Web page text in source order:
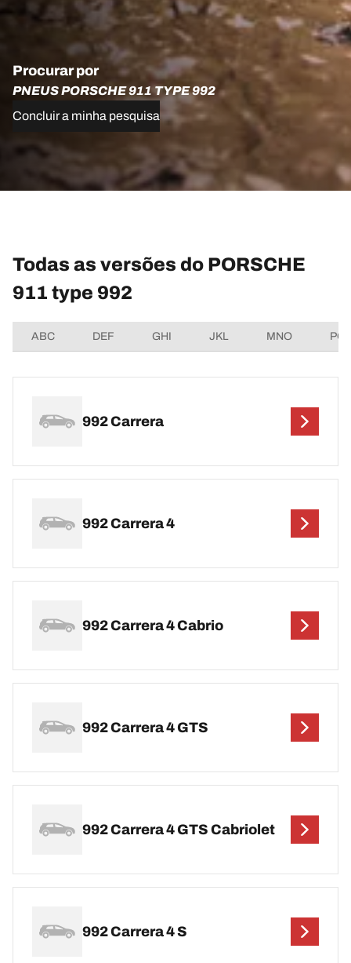
Procurar por
PNEUS PORSCHE 911 TYPE 992
Concluir a minha pesquisa
Todas as versões do PORSCHE
911 type 992
ABC DEF GHI JKL MNO
992 Carrera
992 Carrera 4
992 Carrera 4 Cabrio
992 Carrera 4 GTS
992 Carrera 4 GTS Cabriolet
992 Carrera 4 S